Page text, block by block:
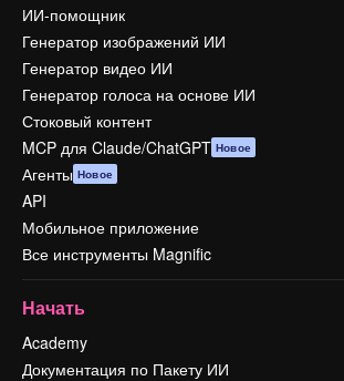
ИИ-помощник
Генератор изображений ИИ
Генератор видео ИИ
Генератор голоса на основе ИИ
Стоковый контент
MCP для Claude/ChatGPT Новое
Агенты Новое
API
Мобильное приложение
Все инструменты Magnific
Начать
Academy
Документация по Пакету ИИ